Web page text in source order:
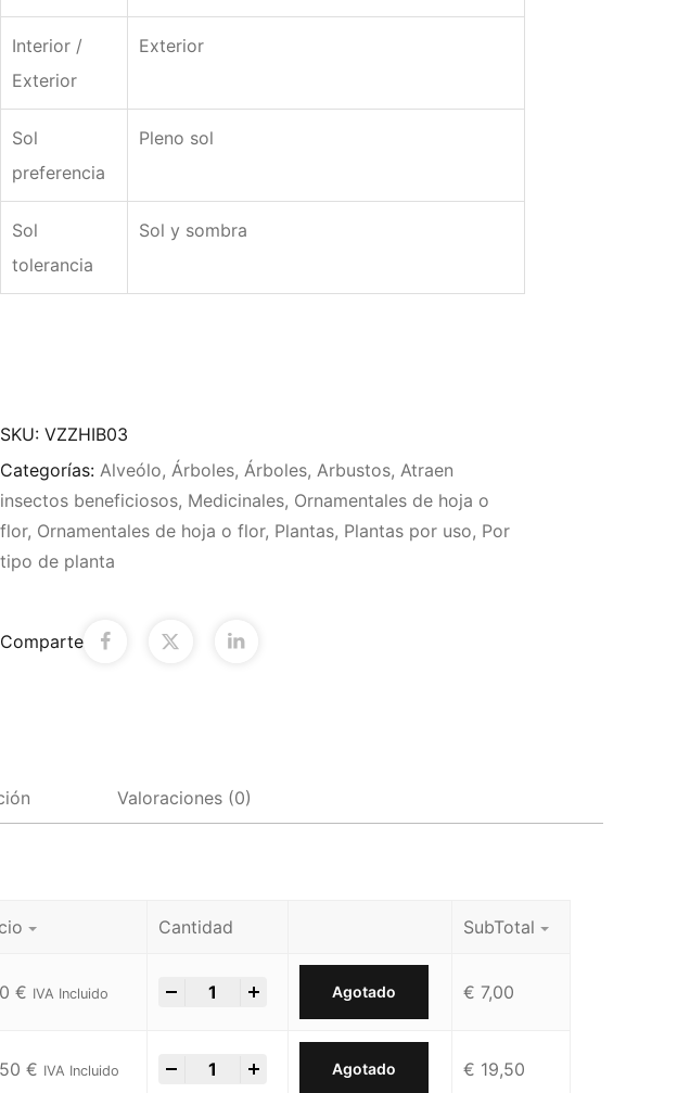
Interior /
Exterior
Exterior
Sol
preferencia
Pleno sol
Sol
tolerancia
Sol y sombra
SKU: VZZHIB03
Categorías: Alveólo, Árboles, Árboles, Arbustos, Atraen
insectos beneficiosos, Medicinales, Ornamentales de hoja o
flor, Ornamentales de hoja o flor, Plantas, Plantas por uso, Por
tipo de planta
Comparte
Valoraciones (0)
Cantidad SubTotal
€ IVA Incluido Agotado € 7,00
€ IVA Incluido
- Agotado € 19,50